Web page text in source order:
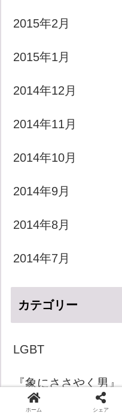
2015年2月
2015年1月
2014年12月
2014年11月
2014年10月
2014年9月
2014年8月
2014年7月
カテゴリー
LGBT
『象にささやく男』
ホーム シェア